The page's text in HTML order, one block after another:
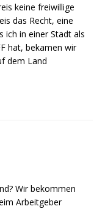
keine freiwillige
das Recht, eine
ich in einer Stadt als
hat, bekamen wir
dem Land
Wir bekommen
Arbeitgeber